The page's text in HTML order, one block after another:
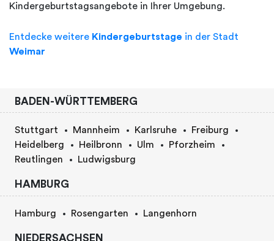
Kindergeburtstagsangebote in Ihrer Umgebung.
Entdecke weitere Kindergeburtstage in der Stadt
Weimar
BADEN-WÜRTTEMBERG
Stuttgart Mannheim Karlsruhe
Freiburg
Heidelberg
Heilbronn Ulm
Pforzheim
Reutlingen
Ludwigsburg
HAMBURG
Hamburg Rosengarten Langenhorn
NIEDERSACHSEN